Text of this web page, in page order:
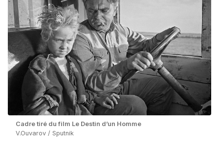
Сadre tiré du film Le Destin d’un Homme
V.Ouvarov / Sputnik